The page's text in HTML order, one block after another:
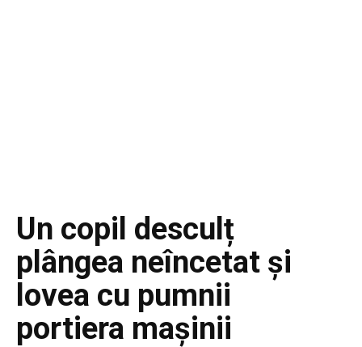
Un copil desculț
plângea neîncetat și
lovea cu pumnii
portiera mașinii